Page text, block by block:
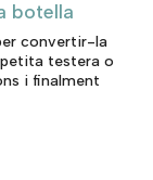
botella
convertir-la
testera o
i finalment